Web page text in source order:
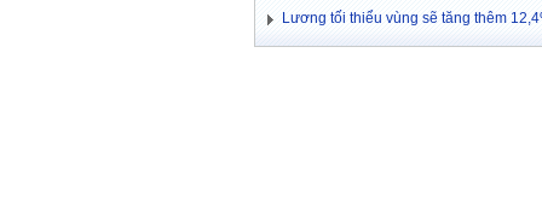
Lương tối thiểu vùng sẽ tăng thêm